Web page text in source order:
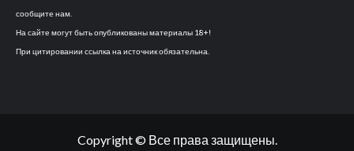
сообщите нам.
На сайте могут быть опубликованы материалы 18+!
При цитировании ссылка на источник обязательна.
Copyright © Все права защищены.